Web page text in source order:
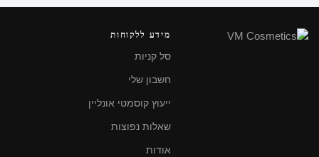
מידע ללקוחות
סל קניות
חשבון שלי
ייעוץ קוסמטי אונליין
שאלות נפוצות
אודות